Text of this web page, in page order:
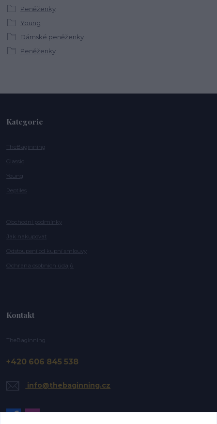
Peněženky
Young
Dámské peněženky
Peněženky
Kategorie
TheBaginning
Classic
Young
Reptiles
Obchodní podmínky
Jak nakupovat
Odstoupení od kupní smlouvy
Ochrana osobních údajů
Kontakt
TheBaginning
+420 606 845 538
info@thebaginning.cz